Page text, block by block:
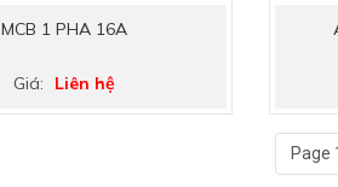
MCB 1 PHA 16A
Giá: Liên hệ
Page